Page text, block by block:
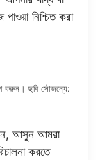
নিশ্চিত করা
করুন। ছবি সৌজন্যে:
আসুন আমরা
করতে